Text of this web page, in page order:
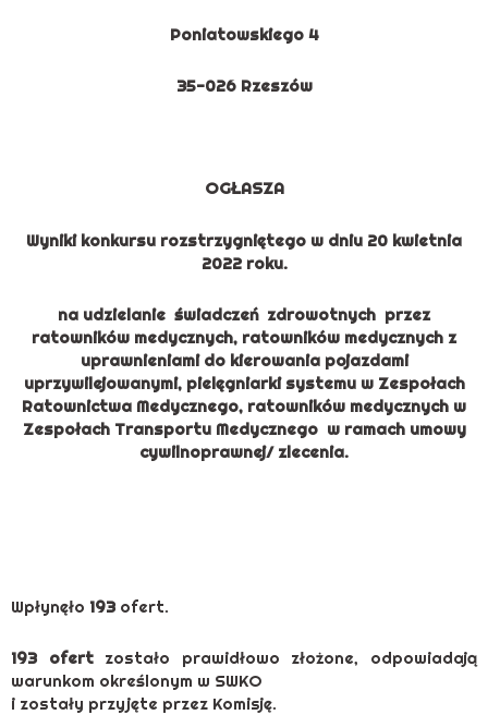
Poniatowskiego 4
35-026 Rzeszów
OGŁASZA
Wyniki konkursu rozstrzygniętego w dniu 20 kwietnia
2022 roku.
na udzielanie świadczeń zdrowotnych przez
ratowników medycznych, ratowników medycznych z
uprawnieniami do kierowania pojazdami
uprzywilejowanymi, pielęgniarki systemu w Zespołach
Ratownictwa Medycznego, ratowników medycznych w
Zespołach Transportu Medycznego w ramach umowy
cywilnoprawnej/ zlecenia.
Wpłynęło 193 ofert.
193 ofertzostało prawidłowo złożone, odpowiadają
warunkom określonym w SWKO
i zostały przyjęte przez Komisję.